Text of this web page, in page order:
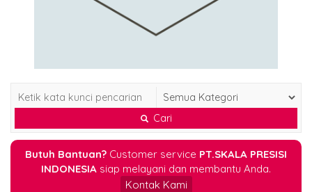
Cari
Butuh Bantuan? Customer service PT.SKALA PRESISI
INDONESIA siap melayani dan membantu Anda.
Kontak Kami